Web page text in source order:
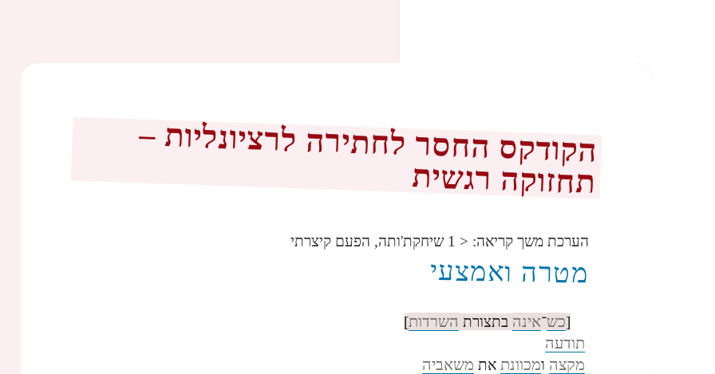
הקודקס החסר לחתירה לרציונליות –
תחזוקה רגשית
הערכת משך קריאה: < 1 שיחקת'ותה, הפעם קיצרתי
מטרה ואמצעי
[כש־אינה בתצורת השרדות]
תודעה
מקצה ומכוונת את משאביה